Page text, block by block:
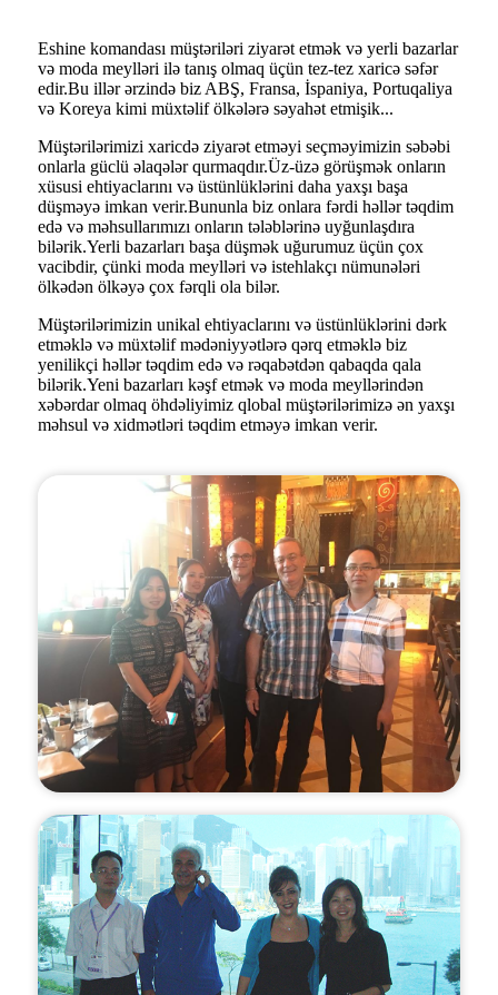
Eshine komandası müştəriləri ziyarət etmək və yerli bazarlar
və moda meylləri ilə tanış olmaq üçün tez-tez xaricə səfər
edir.Bu illər ərzində biz ABŞ, Fransa, İspaniya, Portuqaliya
və Koreya kimi müxtəlif ölkələrə səyahət etmişik...
Müştərilərimizi xaricdə ziyarət etməyi seçməyimizin səbəbi
onlarla güclü əlaqələr qurmaqdır.Üz-üzə görüşmək onların
xüsusi ehtiyaclarını və üstünlüklərini daha yaxşı başa
düşməyə imkan verir.Bununla biz onlara fərdi həllər təqdim
edə və məhsullarımızı onların tələblərinə uyğunlaşdıra
bilərik.Yerli bazarları başa düşmək uğurumuz üçün çox
vacibdir, çünki moda meylləri və istehlakçı nümunələri
ölkədən ölkəyə çox fərqli ola bilər.
Müştərilərimizin unikal ehtiyaclarını və üstünlüklərini dərk
etməklə və müxtəlif mədəniyyətlərə qərq etməklə biz
yenilikçi həllər təqdim edə və rəqabətdən qabaqda qala
bilərik.Yeni bazarları kəşf etmək və moda meyllərindən
xəbərdar olmaq öhdəliyimiz qlobal müştərilərimizə ən yaxşı
məhsul və xidmətləri təqdim etməyə imkan verir.